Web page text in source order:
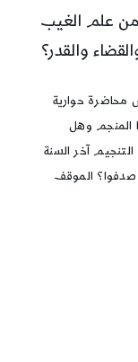
علم الغيب
والقدر؟
محاضرة حوارية
المنجم وهل
آخر السنة
صدفوا؟ الموقف